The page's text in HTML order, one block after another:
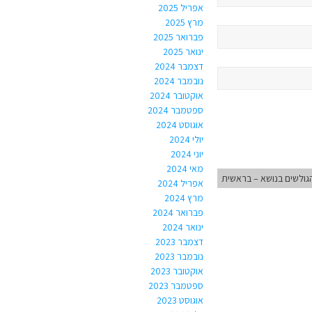
בנושא – בראשית
אפריל 2025
מרץ 2025
פברואר 2025
ינואר 2025
דצמבר 2024
נובמבר 2024
אוקטובר 2024
ספטמבר 2024
אוגוסט 2024
יולי 2024
יוני 2024
מאי 2024
אפריל 2024
מרץ 2024
פברואר 2024
ינואר 2024
דצמבר 2023
נובמבר 2023
אוקטובר 2023
ספטמבר 2023
אוגוסט 2023